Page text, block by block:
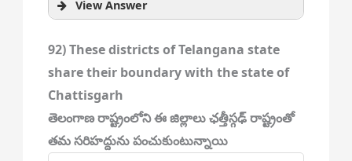
View Answer
92) These districts of Telangana state
share their boundary with the state of
Chattisgarh
తెలంగాణ రాష్ట్రంలోని ఈ జిల్లాలు ఛత్తీస్గఢ్ రాష్ట్రంతో
తమ సరిహద్దును పంచుకుంటున్నాయి